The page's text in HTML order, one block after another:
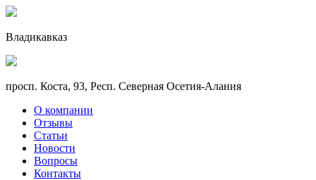
Владикавказ
просп. Коста, 93, Респ. Северная Осетия-Алания
О компании
Отзывы
Статьи
Новости
Вопросы
Контакты